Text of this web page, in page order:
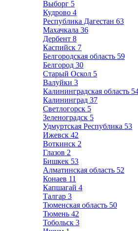
Выборг 5
Кудрово 4
Республика Дагестан 63
Махачкала 36
Дербент 8
Каспийск 7
Белгородская область 59
Белгород 30
Старый Оскол 5
Валуйки 3
Калининградская область
Калининград 37
Светлогорск 5
Зеленоградск 5
Удмуртская Республика 53
Ижевск 42
Воткинск 2
Глазов 2
Бишкек 53
Алматинская область 52
Конаев 11
Капшагай 4
Талгар 3
Тюменская область 50
Тюмень 42
Тобольск 3